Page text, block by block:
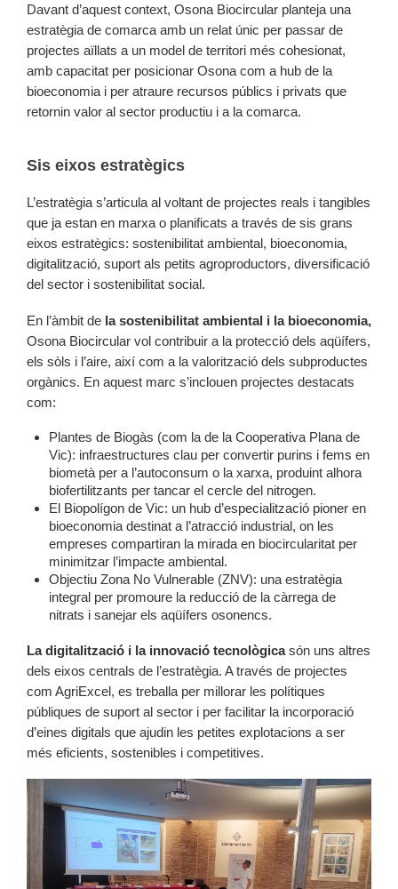
Davant d’aquest context, Osona Biocircular planteja una
estratègia de comarca amb un relat únic per passar de
projectes aïllats a un model de territori més cohesionat,
amb capacitat per posicionar Osona com a hub de la
bioeconomia i per atraure recursos públics i privats que
retornin valor al sector productiu i a la comarca.
Sis eixos estratègics
L’estratègia s’articula al voltant de projectes reals i tangibles
que ja estan en marxa o planificats a través de sis grans
eixos estratègics: sostenibilitat ambiental, bioeconomia,
digitalització, suport als petits agroproductors, diversificació
del sector i sostenibilitat social.
En l’àmbit de la sostenibilitat ambiental i la bioeconomia,
Osona Biocircular vol contribuir a la protecció dels aqüífers,
els sòls i l’aire, així com a la valorització dels subproductes
orgànics. En aquest marc s’inclouen projectes destacats
com:
Plantes de Biogàs (com la de la Cooperativa Plana de
Vic): infraestructures clau per convertir purins i fems en
biometà per a l’autoconsum o la xarxa, produint alhora
biofertilitzants per tancar el cercle del nitrogen.
El Biopolígon de Vic: un hub d’especialització pioner en
bioeconomia destinat a l’atracció industrial, on les
empreses compartiran la mirada en biocircularitat per
minimitzar l’impacte ambiental.
Objectiu Zona No Vulnerable (ZNV): una estratègia
integral per promoure la reducció de la càrrega de
nitrats i sanejar els aqüífers osonencs.
La digitalització i la innovació tecnològicasón uns altres
dels eixos centrals de l’estratègia. A través de projectes
com AgriExcel, es treballa per millorar les polítiques
públiques de suport al sector i per facilitar la incorporació
d’eines digitals que ajudin les petites explotacions a ser
més eficients, sostenibles i competitives.